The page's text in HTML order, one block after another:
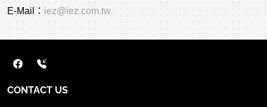
E-Mail：iez@iez.com.tw
CONTACT US